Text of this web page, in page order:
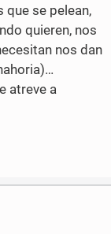
se pelean,
quieren, nos
nos dan
atreve a